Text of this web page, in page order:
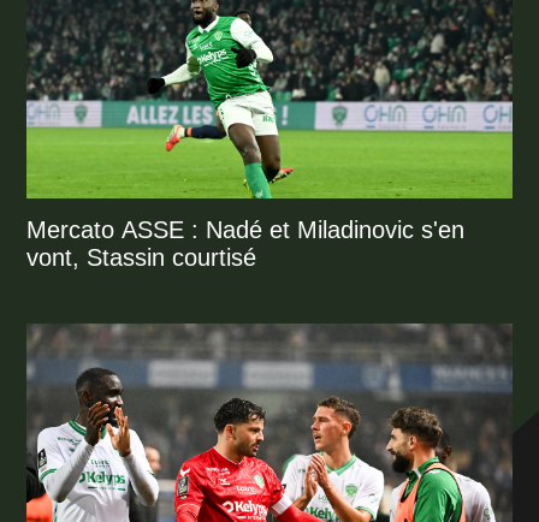
Mercato ASSE : Nadé et Miladinovic s'en
vont, Stassin courtisé